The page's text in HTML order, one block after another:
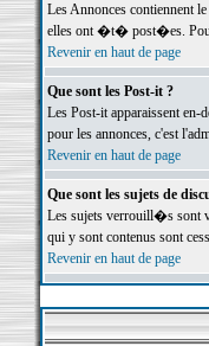
Les Annonces contiennent
elles ont �t� post�es.
Revenir en haut de page
Que sont les Post-it ?
Les Post-it apparaissent
pour les annonces, c'est
Revenir en haut de page
Que sont les sujets de
Les sujets verrouill�s sont
qui y sont contenus sont
Revenir en haut de page